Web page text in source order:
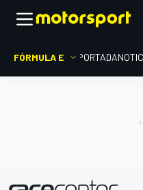
FÓRMULA E PORTADA